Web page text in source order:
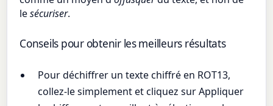
lesécuriser.
Conseils pour obtenir les meilleurs résultats
Pour déchiffrer un texte chiffré en ROT13,
collez-le simplement et cliquez sur Appliquer